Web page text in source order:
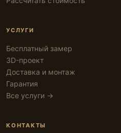
УСЛУГИ
Бесплатный замер
3D-проект
Доставка и монтаж
Гарантия
Все услуги →
КОНТАКТЫ